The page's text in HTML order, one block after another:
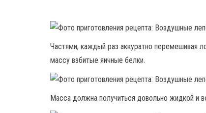
Частями, каждый раз аккуратно перемешивая
массу взбитые яичные белки.
Масса должна получиться довольно жидкой и